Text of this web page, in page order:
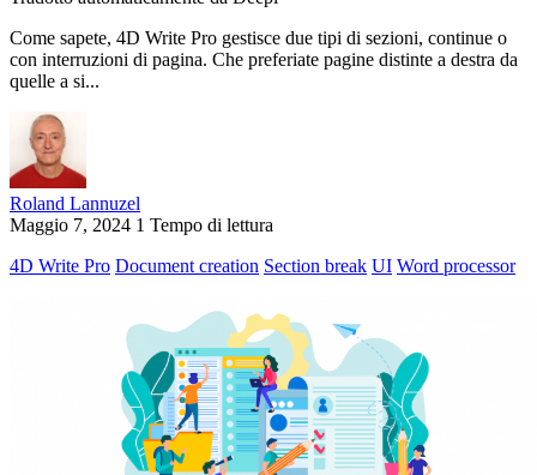
Come sapete, 4D Write Pro gestisce due tipi di sezioni, continue o
con interruzioni di pagina. Che preferiate pagine distinte a destra da
quelle a si...
Roland Lannuzel
Maggio 7, 2024 1 Tempo di lettura
4D Write Pro Document creation Section break UI Word processor